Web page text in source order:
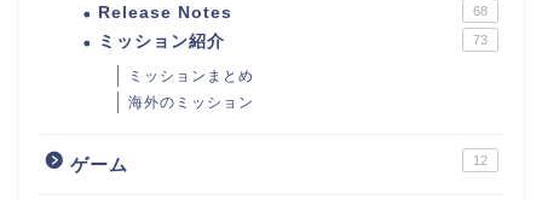
Release Notes 68
ミッション紹介 73
ミッションまとめ
海外のミッション
ゲーム 12